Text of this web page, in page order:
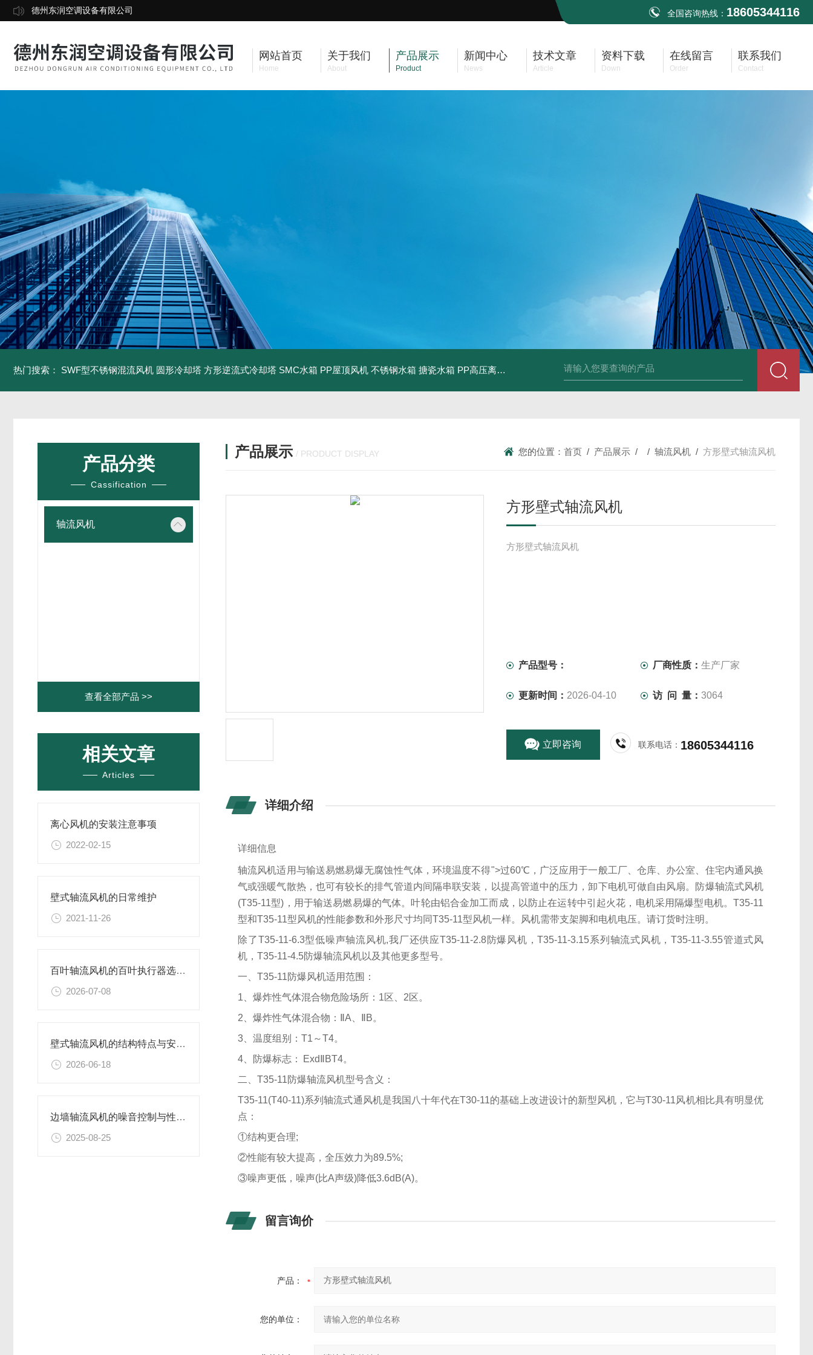
德州东润空调设备有限公司 全国咨询热线： 18605344116
网站首页
Home
关于我们
About
产品展示
Product
新闻中心
News
技术文章
Article
资料下载
Down
在线留言
Order
联系我们
Contact
热门搜索： SWF型不锈钢混流风机 圆形冷却塔 方形逆流式冷却塔 SMC水箱 PP屋顶风机 不锈钢水箱 搪瓷水箱 PP高压离心风机 PP风帽 组合式空调机组 单层百叶
产品分类
Cassification
轴流风机
查看全部产品 >>
相关文章
Articles
离心风机的安装注意事项
2022-02-15
壁式轴流风机的日常维护
2021-11-26
百叶轴流风机的百叶执行器选型与故障处理
2026-07-08
壁式轴流风机的结构特点与安装方式详解
2026-06-18
边墙轴流风机的噪音控制与性能提升
2025-08-25
产品展示 / PRODUCT DISPLAY 您的位置： 首页 / 产品展示 / / 轴流风机 / 方形壁式轴流风机
方形壁式轴流风机
方形壁式轴流风机
产品型号： 厂商性质：生产厂家
更新时间： 2026-04-10 访 问 量：3064
立即咨询 联系电话： 18605344116
详细介绍
详细信息
轴流风机适用与输送易燃易爆无腐蚀性气体，环境温度不得">过60℃，广泛应用于一般工厂、仓库、办公室、住宅内通风换
气或强暖气散热，也可有较长的排气管道内间隔串联安装，以提高管道中的压力，卸下电机可做自由风扇。防爆轴流式风机
(T35-11型)，用于输送易燃易爆的气体。叶轮由铝合金加工而成，以防止在运转中引起火花，电机采用隔爆型电机。T35-11
型和T35-11型风机的性能参数和外形尺寸均同T35-11型风机一样。风机需带支架脚和电机电压。请订货时注明。
除了T35-11-6.3型低噪声轴流风机,我厂还供应T35-11-2.8防爆风机，T35-11-3.15系列轴流式风机，T35-11-3.55管道式风
机，T35-11-4.5防爆轴流风机以及其他更多型号。
一、T35-11防爆风机适用范围：
1、爆炸性气体混合物危险场所：1区、2区。
2、爆炸性气体混合物：ⅡA、ⅡB。
3、温度组别：T1～T4。
4、防爆标志： ExdⅡBT4。
二、T35-11防爆轴流风机型号含义：
T35-11(T40-11)系列轴流式通风机是我国八十年代在T30-11的基础上改进设计的新型风机，它与T30-11风机相比具有明显优
点：
①结构更合理;
②性能有较大提高，全压效力为89.5%;
③噪声更低，噪声(比A声级)降低3.6dB(A)。
留言询价
产品：
您的单位：